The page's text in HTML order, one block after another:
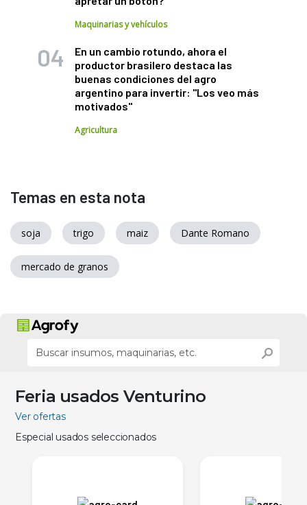
Maquinarias y vehículos
En un cambio rotundo, ahora el
productor brasilero destaca las
buenas condiciones del agro
argentino para invertir: "Los veo más
motivados"
Agricultura
Temas en esta nota
soja trigo maiz Dante Romano
mercado de granos
Feria usados Venturino
Ver ofertas
Especial usados seleccionados